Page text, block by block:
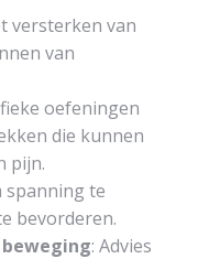
versterken van
van
oefeningen
die kunnen
pijn.
spanning te
bevorderen.
: Advies